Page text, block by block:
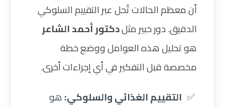
أن معظم الحالات تُحل عبر التقييم السلوكي
الدقيق. دور خبير مثلدكتور أحمد الشاعر
هو تحليل هذه العوامل ووضع خطة
مخصصة قبل التفكير في أي إجراءات أخرى.
التقييم الغذائي والسلوكي:هو